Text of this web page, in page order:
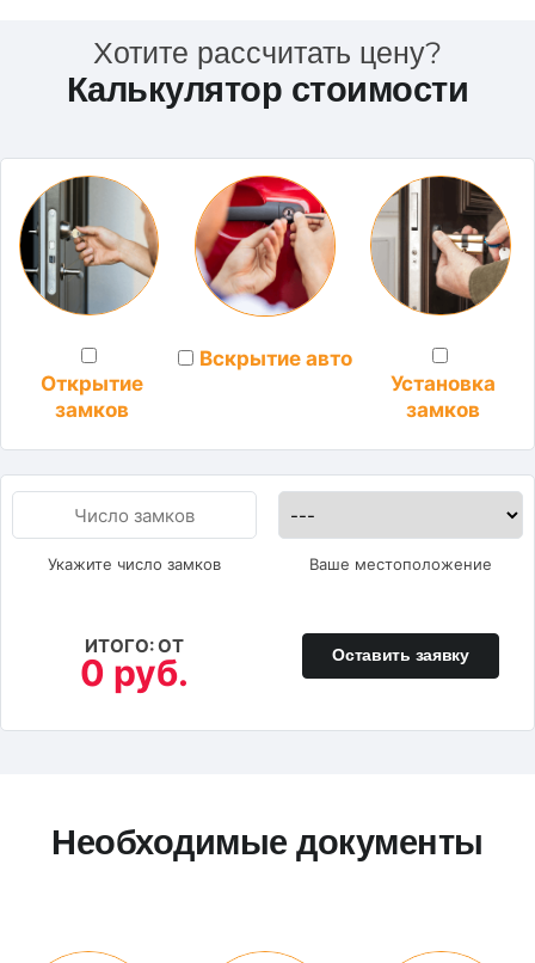
Хотите рассчитать цену?
Калькулятор стоимости
Открытие
замков
Вскрытие авто
Установка
замков
Укажите число замков Ваше местоположение
ИТОГО: ОТ
0 руб. Оставить заявку
Необходимые документы